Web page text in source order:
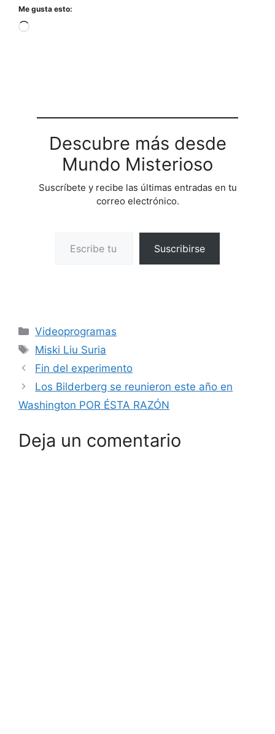
Me gusta esto:
Cargando...
Descubre más desde
Mundo Misterioso
Suscríbete y recibe las últimas entradas en tu
correo electrónico.
Suscribirse
Categorías
Videoprogramas
Etiquetas
Miski Liu Suria
Fin del experimento
Los Bilderberg se reunieron este año en
Washington POR ÉSTA RAZÓN
Deja un comentario